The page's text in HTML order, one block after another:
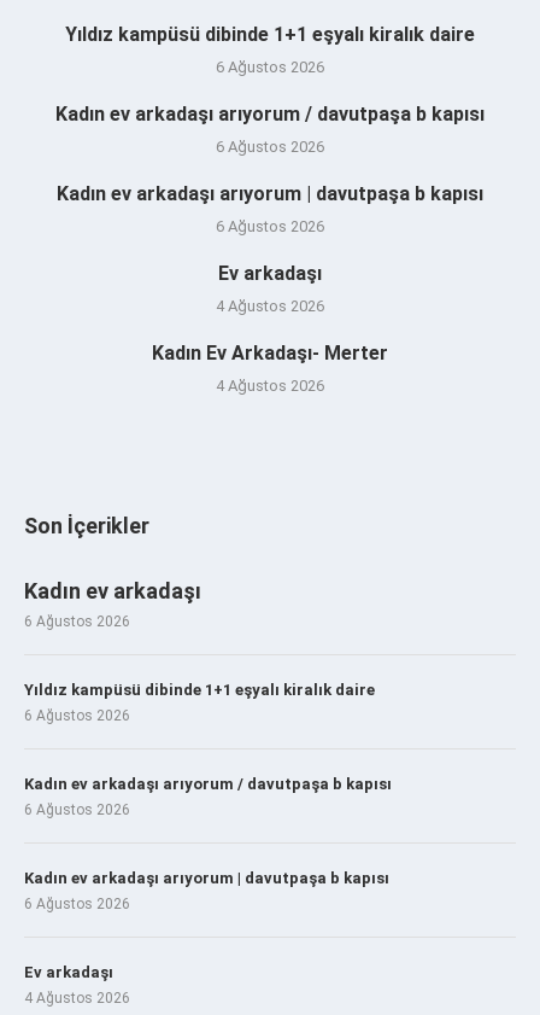
Yıldız kampüsü dibinde 1+1 eşyalı kiralık daire
6 Ağustos 2026
Kadın ev arkadaşı arıyorum / davutpaşa b kapısı
6 Ağustos 2026
Kadın ev arkadaşı arıyorum | davutpaşa b kapısı
6 Ağustos 2026
Ev arkadaşı
4 Ağustos 2026
Kadın Ev Arkadaşı- Merter
4 Ağustos 2026
Son İçerikler
Kadın ev arkadaşı
6 Ağustos 2026
Yıldız kampüsü dibinde 1+1 eşyalı kiralık daire
6 Ağustos 2026
Kadın ev arkadaşı arıyorum / davutpaşa b kapısı
6 Ağustos 2026
Kadın ev arkadaşı arıyorum | davutpaşa b kapısı
6 Ağustos 2026
Ev arkadaşı
4 Ağustos 2026